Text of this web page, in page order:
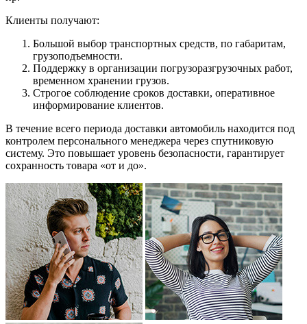
Клиенты получают:
Большой выбор транспортных средств, по габаритам,
грузоподъемности.
Поддержку в организации погрузоразгрузочных работ,
временном хранении грузов.
Строгое соблюдение сроков доставки, оперативное
информирование клиентов.
В течение всего периода доставки автомобиль находится под
контролем персонального менеджера через спутниковую
систему. Это повышает уровень безопасности, гарантирует
сохранность товара «от и до».